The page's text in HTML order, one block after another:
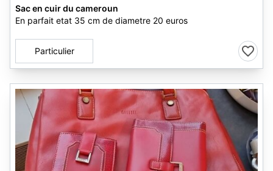
Sac en cuir du cameroun
En parfait etat 35 cm de diametre 20 euros
Particulier